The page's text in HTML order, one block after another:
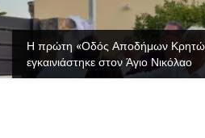
Η πρώτη «Οδός Αποδήμων Κρητών»
εγκαινιάστηκε στον Άγιο Νικόλαο